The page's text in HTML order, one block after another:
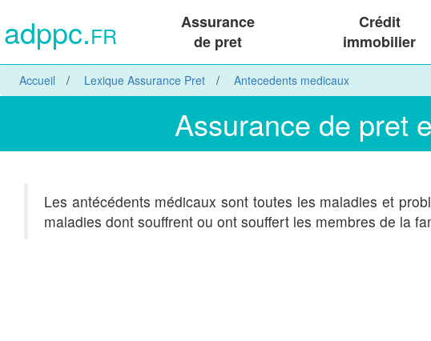
adppc.FR
Assurance
de pret
Crédit
immobilier
Accueil Lexique Assurance Pret Antecedents medicaux
Assurance de pret
Les antécédents médicaux sont toutes les maladies et
maladies dont souffrent ou ont souffert les membres de la